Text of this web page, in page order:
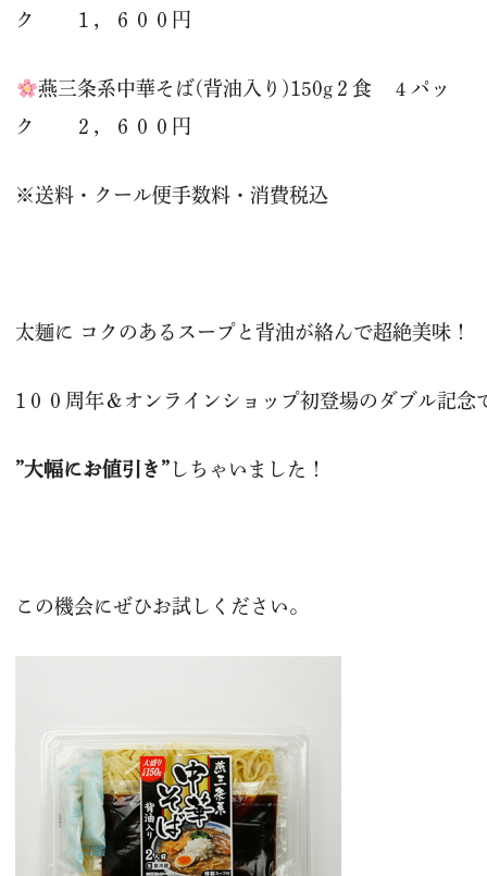
ク １，６００円
燕三条系中華そば(背油入り)150g２食 ４パッ
ク ２，６００円
※送料・クール便手数料・消費税込
太麺に コクのあるスープと背油が絡んで超絶美味！
1００周年＆オンラインショップ初登場のダブル記念
”大幅にお値引き” しちゃいました！
この機会にぜひお試しください。